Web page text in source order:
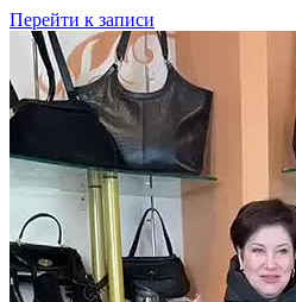
Перейти к записи